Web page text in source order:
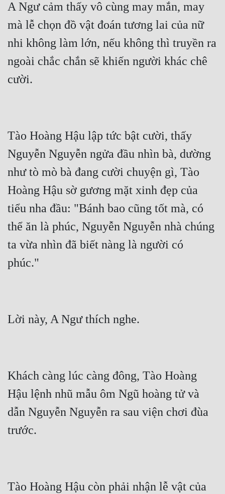
A Ngư cảm thấy vô cùng may mắn, may
mà lễ chọn đồ vật đoán tương lai của nữ
nhi không làm lớn, nếu không thì truyền ra
ngoài chắc chắn sẽ khiến người khác chê
cười.
Tào Hoàng Hậu lập tức bật cười, thấy
Nguyễn Nguyễn ngửa đầu nhìn bà, dường
như tò mò bà đang cười chuyện gì, Tào
Hoàng Hậu sờ gương mặt xinh đẹp của
tiểu nha đầu: "Bánh bao cũng tốt mà, có
thể ăn là phúc, Nguyễn Nguyễn nhà chúng
ta vừa nhìn đã biết nàng là người có
phúc."
Lời này, A Ngư thích nghe.
Khách càng lúc càng đông, Tào Hoàng
Hậu lệnh nhũ mẫu ôm Ngũ hoàng tử và
dẫn Nguyễn Nguyễn ra sau viện chơi đùa
trước.
Tào Hoàng Hậu còn phải nhận lễ vật của